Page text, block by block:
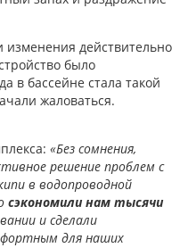
изменения действительно
было
в бассейне стала такой
жаловаться.
«Без сомнения,
решение проблем с
в водопроводной
сэкономили нам тысячи
и сделали
для наших